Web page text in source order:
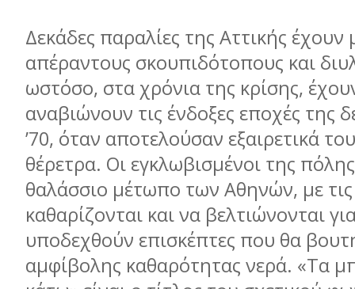
Δεκάδες παραλίες της Αττικής έχουν
απέραντους σκουπιδότοπους και
ωστόσο, στα χρόνια της κρίσης,
αναβιώνουν τις ένδοξες εποχές της
’70, όταν αποτελούσαν εξαιρετικά
θέρετρα. Οι εγκλωβισμένοι της
θαλάσσιο μέτωπο των Αθηνών, με
καθαρίζονται και να βελτιώνονται
υποδεχθούν επισκέπτες που θα
αμφίβολης καθαρότητας νερά. «Τα